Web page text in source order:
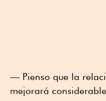
— Pienso que la
mejorará